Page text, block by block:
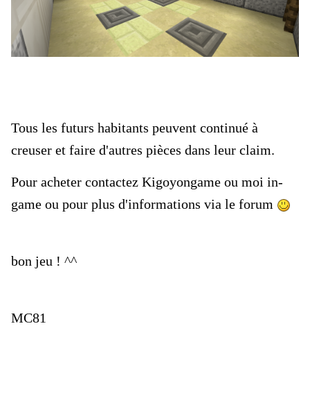
Tous les futurs habitants peuvent continué à
creuser et faire d'autres pièces dans leur claim.
Pour acheter contactez Kigoyongame ou moi in-
game ou pour plus d'informations via le forum
bon jeu ! ^^
MC81